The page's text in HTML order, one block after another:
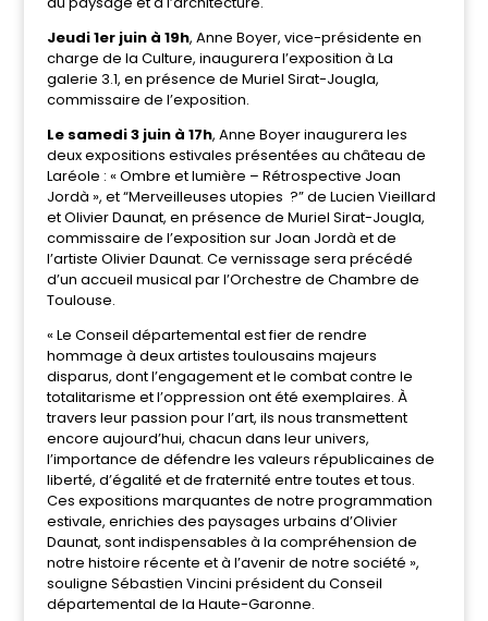
Jeudi 1er juin à 19h, Anne Boyer, vice-présidente en
charge de la Culture, inaugurera l’exposition à La
galerie 3.1, en présence de Muriel Sirat-Jougla,
commissaire de l’exposition.
Le samedi 3 juin à 17h, Anne Boyer inaugurera les
deux expositions estivales présentées au château de
Laréole : « Ombre et lumière – Rétrospective Joan
Jordà », et “Merveilleuses utopies ?” de Lucien Vieillard
et Olivier Daunat, en présence de Muriel Sirat-Jougla,
commissaire de l’exposition sur Joan Jordà et de
l’artiste Olivier Daunat. Ce vernissage sera précédé
d’un accueil musical par l’Orchestre de Chambre de
Toulouse.
« Le Conseil départemental est fier de rendre
hommage à deux artistes toulousains majeurs
disparus, dont l’engagement et le combat contre le
totalitarisme et l’oppression ont été exemplaires. À
travers leur passion pour l’art, ils nous transmettent
encore aujourd’hui, chacun dans leur univers,
l’importance de défendre les valeurs républicaines de
liberté, d’égalité et de fraternité entre toutes et tous.
Ces expositions marquantes de notre programmation
estivale, enrichies des paysages urbains d’Olivier
Daunat, sont indispensables à la compréhension de
notre histoire récente et à l’avenir de notre société »,
souligne Sébastien Vincini président du Conseil
départemental de la Haute-Garonne.